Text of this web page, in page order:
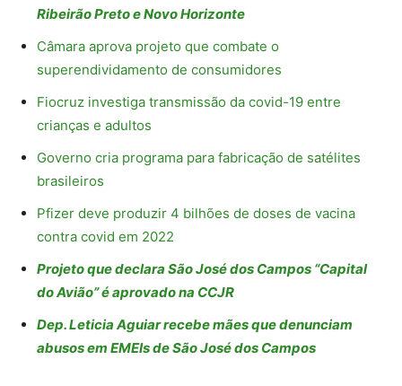
Ribeirão Preto e Novo Horizonte
Câmara aprova projeto que combate o
superendividamento de consumidores
Fiocruz investiga transmissão da covid-19 entre
crianças e adultos
Governo cria programa para fabricação de satélites
brasileiros
Pfizer deve produzir 4 bilhões de doses de vacina
contra covid em 2022
Projeto que declara São José dos Campos “Capital
do Avião” é aprovado na CCJR
Dep. Leticia Aguiar recebe mães que denunciam
abusos em EMEIs de São José dos Campos